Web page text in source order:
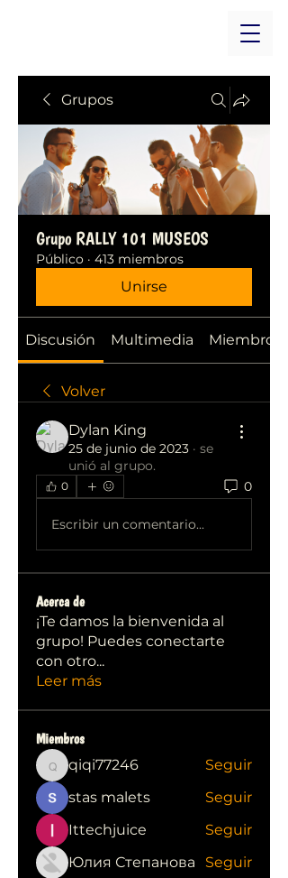
Grupos
Grupo RALLY 101 MUSEOS
Público · 413 miembros
Unirse
Discusión Multimedia Miembros
Volver
Dylan King
25 de junio de 2023 · se
unió al grupo.
0 0
Escribir un comentario...
Acerca de
¡Te damos la bienvenida al
grupo! Puedes conectarte
con otro...
Leer más
Miembros
qiqi77246
qiqi77246
Seguir
stas malets
Seguir
Ittechjuice
Seguir
Юлия Степанова
Seguir